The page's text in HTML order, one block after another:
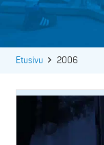
Etusivu 2006